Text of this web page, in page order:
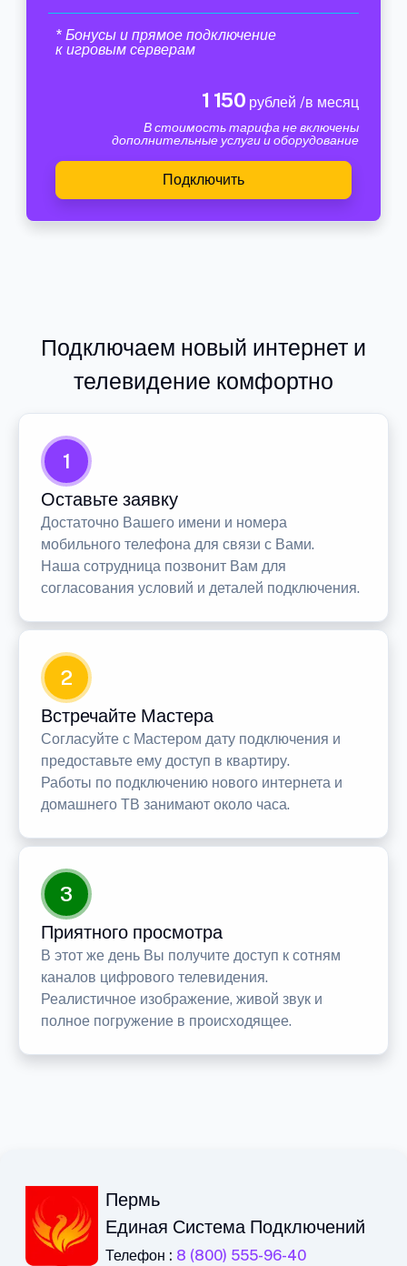
* Бонусы и прямое подключение
к игровым серверам
1 150 рублей /в месяц
В стоимость тарифа не включены
дополнительные услуги и оборудование
Подключить
Подключаем новый интернет и
телевидение комфортно
1
Оставьте заявку
Достаточно Вашего имени и номера
мобильного телефона для связи с Вами.
Наша сотрудница позвонит Вам для
согласования условий и деталей подключения.
2
Встречайте Мастера
Согласуйте с Мастером дату подключения и
предоставьте ему доступ в квартиру.
Работы по подключению нового интернета и
домашнего ТВ занимают около часа.
3
Приятного просмотра
В этот же день Вы получите доступ к сотням
каналов цифрового телевидения.
Реалистичное изображение, живой звук и
полное погружение в происходящее.
Пермь
Единая Система Подключений
Телефон : 8 (800) 555-96-40